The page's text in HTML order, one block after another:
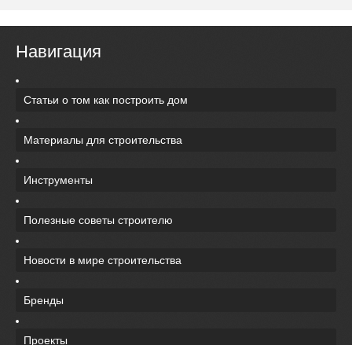
Навигация
Статьи о том как построить дом
Материалы для строительства
Инструменты
Полезные советы строителю
Новости в мире строительства
Бренды
Проекты